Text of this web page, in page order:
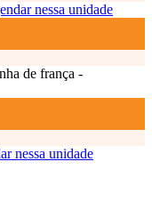
nessa unidade
de frança -
nessa unidade